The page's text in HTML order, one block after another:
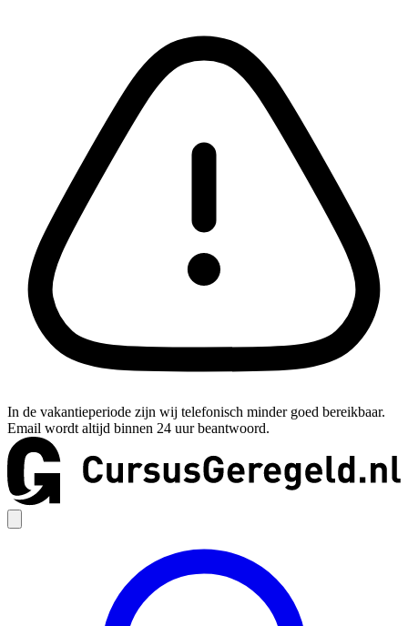
In de vakantieperiode zijn wij telefonisch minder goed bereikbaar.
Email wordt altijd binnen 24 uur beantwoord.